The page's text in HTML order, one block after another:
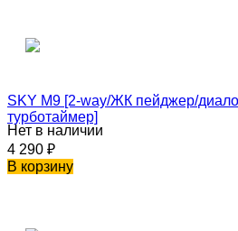
SKY M9 [2-way/ЖК пейджер/
турботаймер]
Нет в наличии
4 290 ₽
В корзину